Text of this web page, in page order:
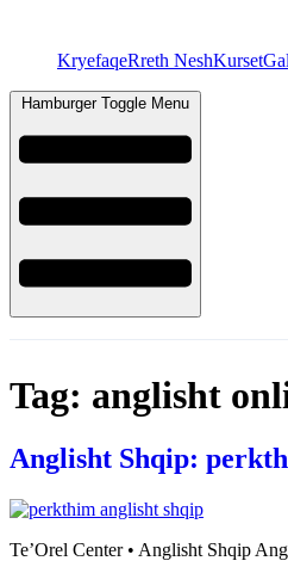
KryefaqeRreth NeshKurset
Hamburger Toggle Menu
Tag: anglisht
Anglisht Shqip:
Te’Orel Center • Anglisht Shqip